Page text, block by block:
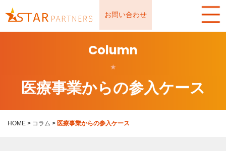
お問い合わせ
Column
★
医療事業からの参入ケース
HOME > コラム > 医療事業からの参入ケース